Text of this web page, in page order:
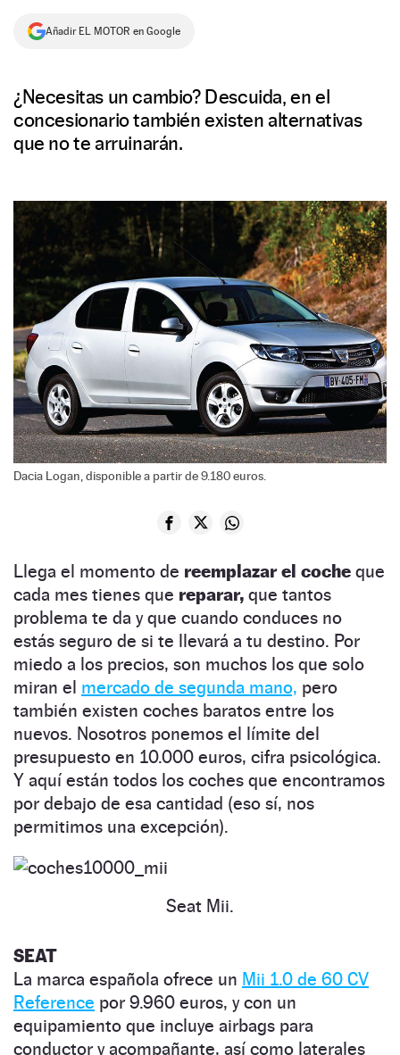
NEWSLETTER
Añadir EL MOTOR en Google
¿Necesitas un cambio? Descuida, en el
concesionario también existen alternativas
que no te arruinarán.
Dacia Logan, disponible a partir de 9.180 euros.
Llega el momento de reemplazar el coche que
cada mes tienes que reparar, que tantos
problema te da y que cuando conduces no
estás seguro de si te llevará a tu destino. Por
miedo a los precios, son muchos los que solo
miran el mercado de segunda mano, pero
también existen coches baratos entre los
nuevos. Nosotros ponemos el límite del
presupuesto en 10.000 euros, cifra psicológica.
Y aquí están todos los coches que encontramos
por debajo de esa cantidad (eso sí, nos
permitimos una excepción).
Seat Mii.
SEAT
La marca española ofrece un Mii 1.0 de 60 CV
Reference por 9.960 euros, y con un
equipamiento que incluye airbags para
conductor y acompañante, así como laterales